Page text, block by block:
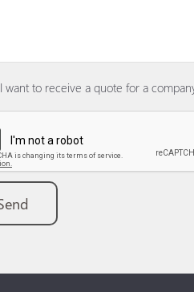
I want to receive a quote for a